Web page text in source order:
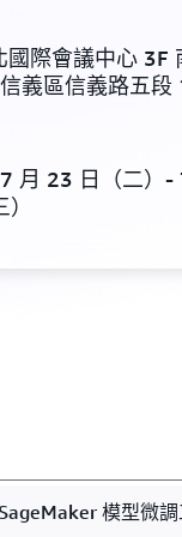
國際會議中心 3F
信義區信義路五段
月 23 日（二）-
模型微